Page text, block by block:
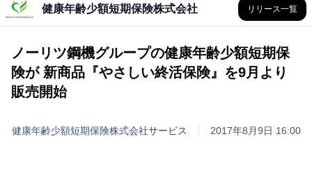
健康年齢少額短期保険株式会社 リリース一覧
ノーリツ鋼機グループの健康年齢少額短期保
険が 新商品『やさしい終活保険』を9月より
販売開始
健康年齢少額短期保険株式会社サービス 2017年8月9日 16:00